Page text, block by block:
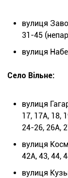
вулиця
31-45
вулиця
Село Вільне:
вулиця
17, 17А, 18,
24-26, 26А,
вулиця
42А, 43, 44,
вулиця